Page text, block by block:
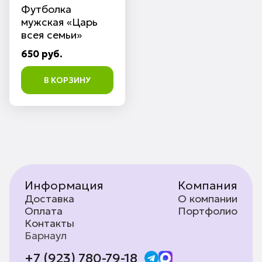
Футболка
мужская «Царь
всея семьи»
650 руб.
В КОРЗИНУ
Информация
Доставка
Оплата
Контакты
Компания
О компании
Портфолио
Барнаул
+7 (923) 780-79-18